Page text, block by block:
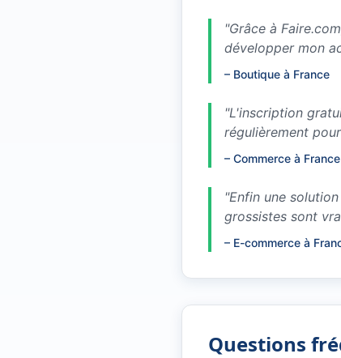
"Grâce à
développer mon
– Boutique à France
"L'inscription
régulièrement
– Commerce à France
"Enfin une
grossistes sont
– E-commerce à
Questions